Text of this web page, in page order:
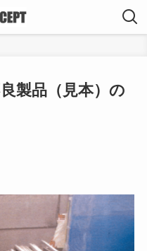
製品（見本）の